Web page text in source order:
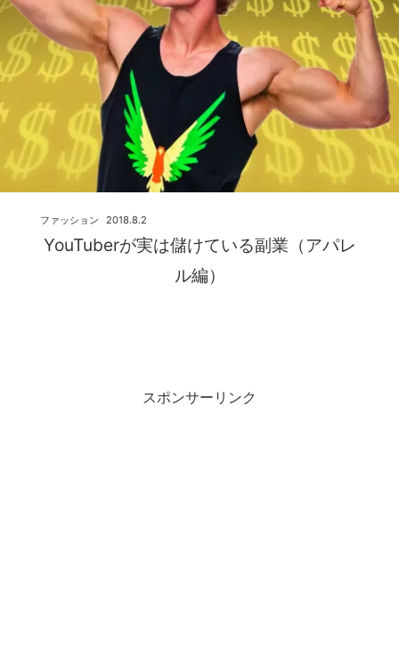
YouTuberが実は儲けている副業（アパレ
ル編）
2018.8.2
ファッション
スポンサーリンク